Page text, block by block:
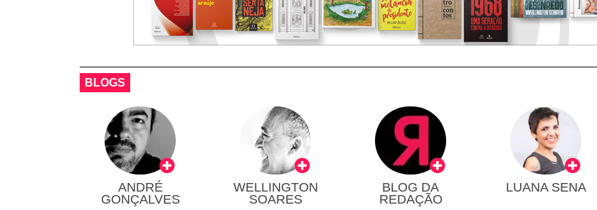
BLOGS
ANDRÉ
GONÇALVES
WELLINGTON
SOARES
BLOG DA
REDAÇÃO
LUANA SENA